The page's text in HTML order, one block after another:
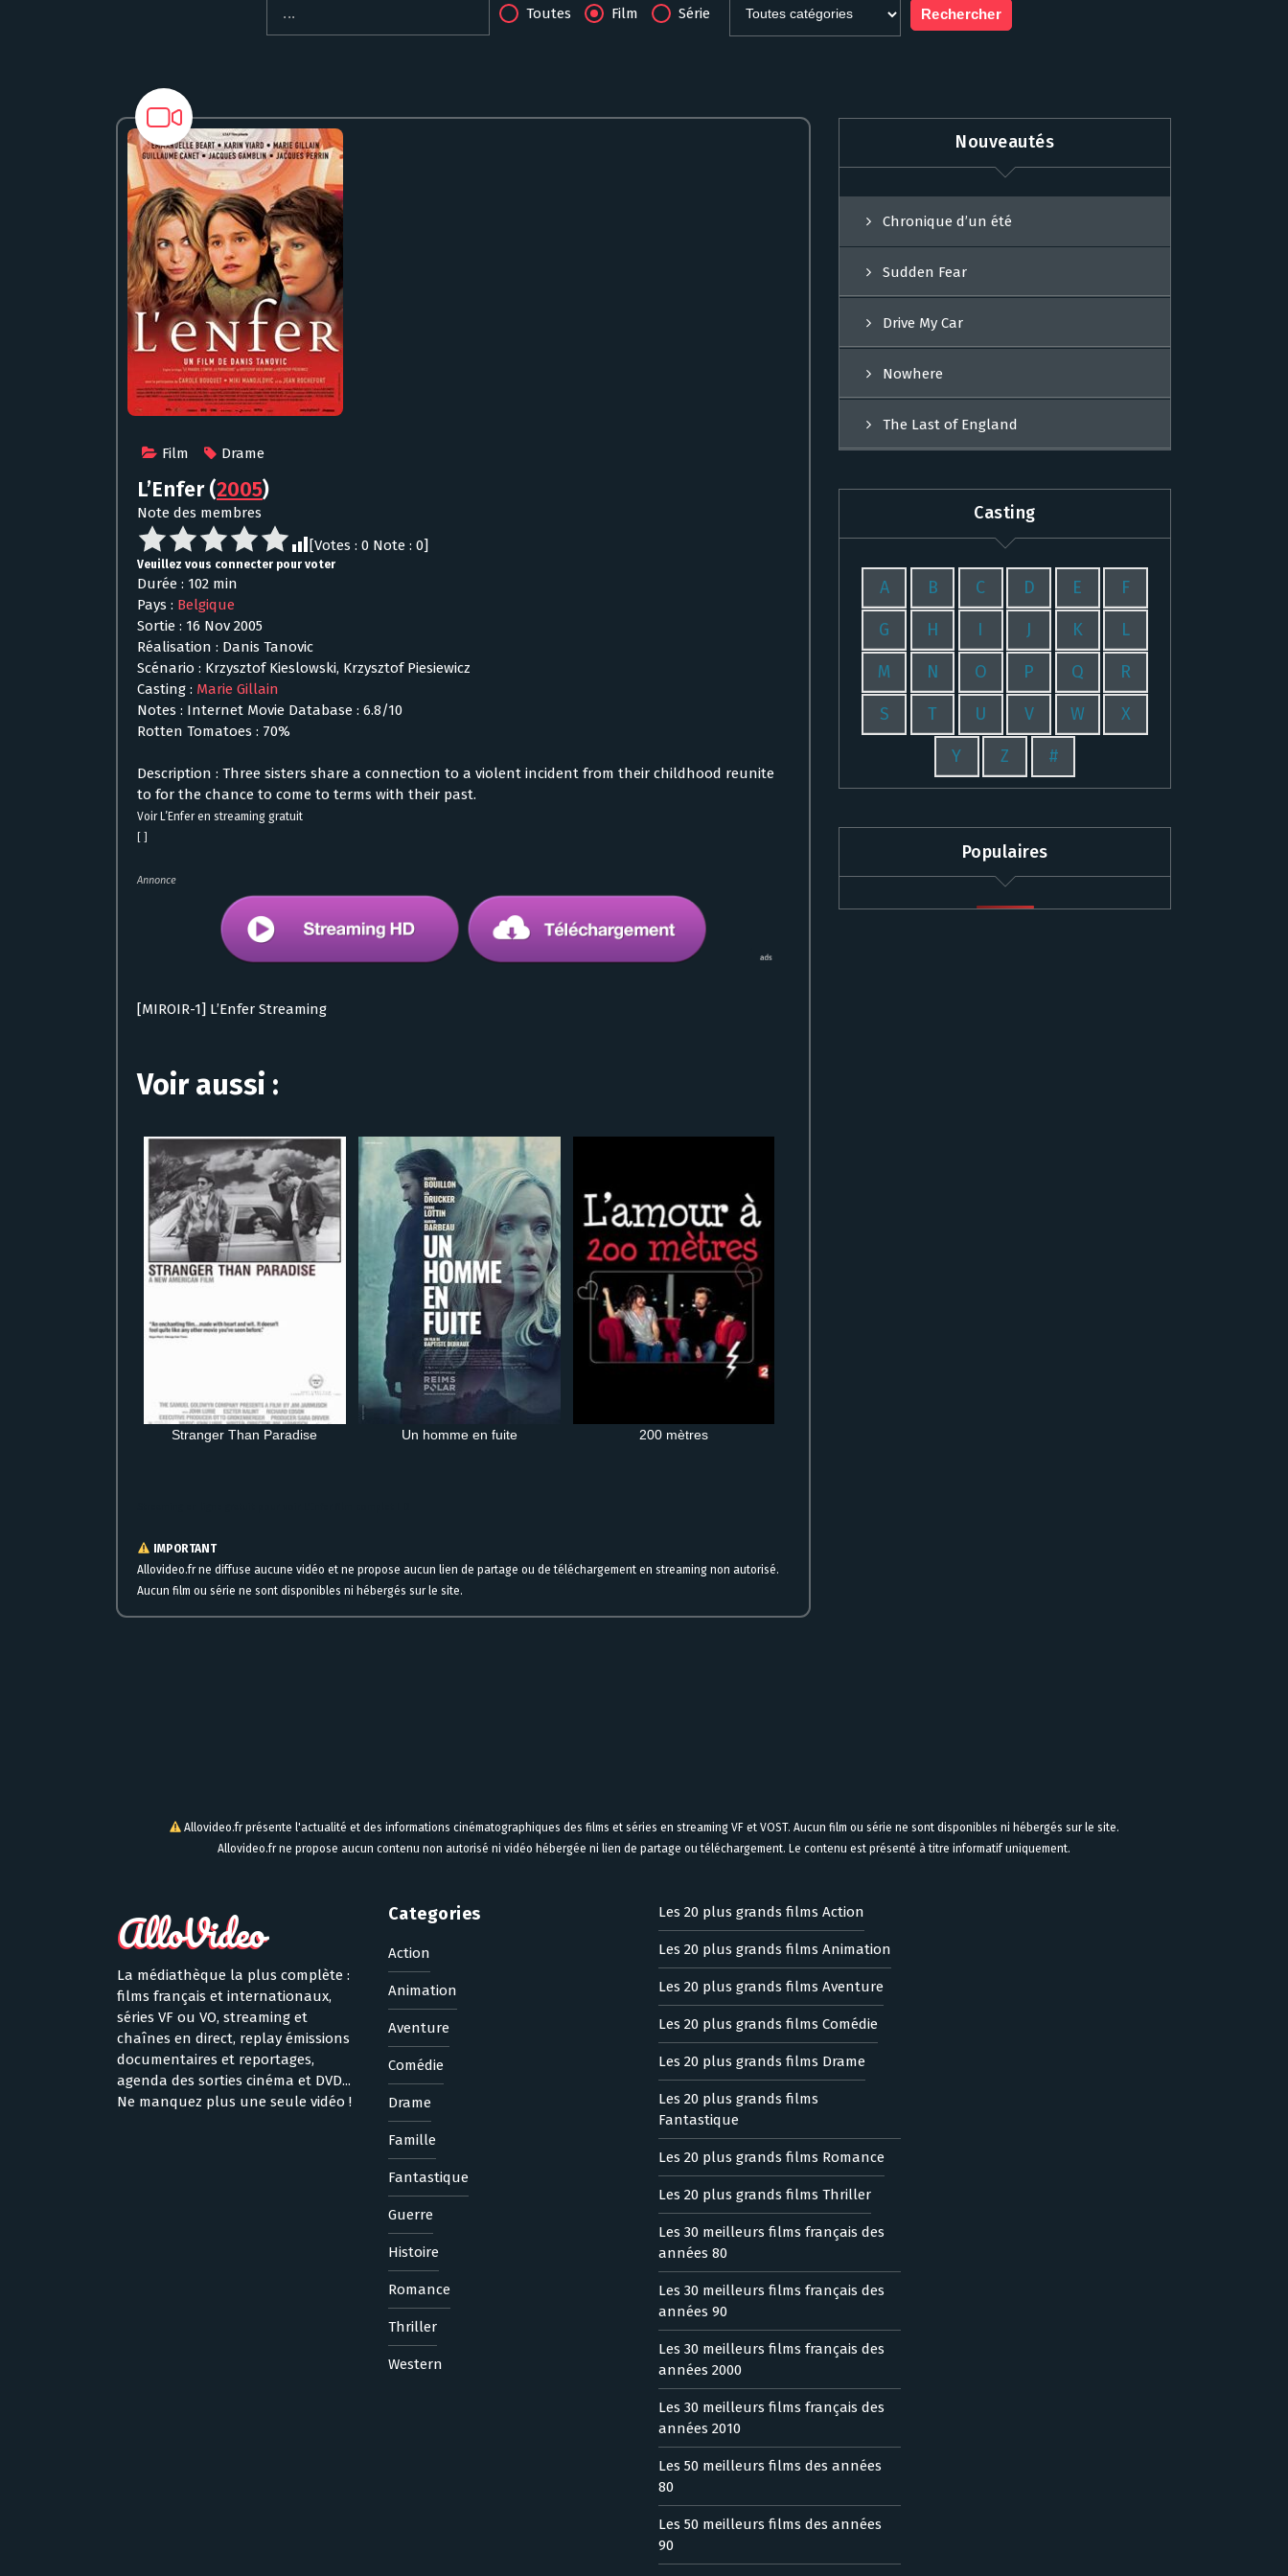
Toutes Film Série
Film Drame
L’Enfer(2005)
Note des membres
[Votes : 0 Note : 0]
Veuillez vous connecter pour voter
Durée : 102 min
Pays : Belgique
Sortie : 16 Nov 2005
Réalisation : Danis Tanovic
Scénario : Krzysztof Kieslowski, Krzysztof Piesiewicz
Casting : Marie Gillain
Notes : Internet Movie Database : 6.8/10
Rotten Tomatoes : 70%
Description : Three sisters share a connection to a violent incident from their childhood reunite
to for the chance to come to terms with their past.
Voir L’Enfer en streaming gratuit
Annonce
[MIROIR-1] L’Enfer Streaming
Voir aussi :
Stranger Than Paradise Un homme en fuite 200 mètres
IMPORTANT
Allovideo.fr ne diffuse aucune vidéo et ne propose aucun lien de partage ou de téléchargement en streaming non autorisé.
Aucun film ou série ne sont disponibles ni hébergés sur le site.
Nouveautés
Chronique d’un été
Sudden Fear
Drive My Car
Nowhere
The Last of England
Casting
A B C D E F
G H I J K L
M N O P Q R
S T U V W X
Y Z #
Populaires
Allovideo.fr présente l'actualité et des informations cinématographiques des films et séries en streaming VF et VOST. Aucun film ou série ne sont disponibles ni hébergés sur le site.
Allovideo.fr ne propose aucun contenu non autorisé ni vidéo hébergée ni lien de partage ou téléchargement. Le contenu est présenté à titre informatif uniquement.
La médiathèque la plus complète :
films français et internationaux,
séries VF ou VO, streaming et
chaînes en direct, replay émissions
documentaires et reportages,
agenda des sorties cinéma et DVD...
Ne manquez plus une seule vidéo !
Categories
Action
Animation
Aventure
Comédie
Drame
Famille
Fantastique
Guerre
Histoire
Romance
Thriller
Western
Les 20 plus grands films Action
Les 20 plus grands films Animation
Les 20 plus grands films Aventure
Les 20 plus grands films Comédie
Les 20 plus grands films Drame
Les 20 plus grands films
Fantastique
Les 20 plus grands films Romance
Les 20 plus grands films Thriller
Les 30 meilleurs films français des
années 80
Les 30 meilleurs films français des
années 90
Les 30 meilleurs films français des
années 2000
Les 30 meilleurs films français des
années 2010
Les 50 meilleurs films des années
80
Les 50 meilleurs films des années
90